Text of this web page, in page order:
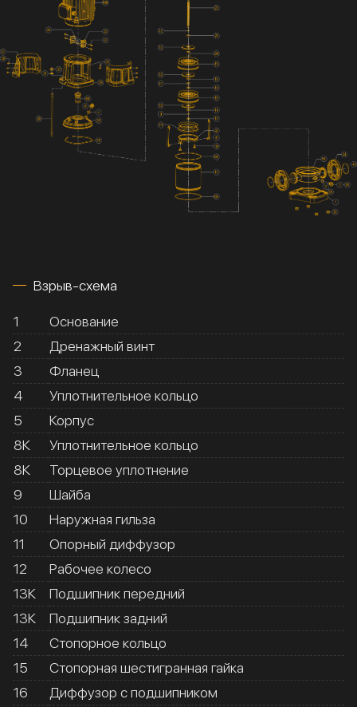
Взрыв-схема
1
Основание
2
Дренажный винт
3
Фланец
4
Уплотнительное кольцо
5
Корпус
8К
Уплотнительное кольцо
8К
Торцевое уплотнение
9
Шайба
10
Наружная гильза
11
Опорный диффузор
12
Рабочее колесо
13К
Подшипник передний
13К
Подшипник задний
14
Стопорное кольцо
15
Стопорная шестигранная гайка
16
Диффузор с подшипником